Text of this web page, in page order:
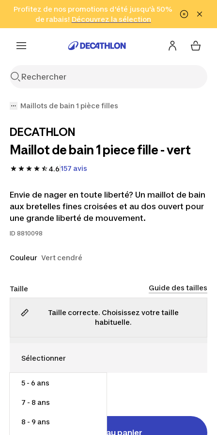
Aller à la recherche Aller au contenu Aller au pied de
Profitez de nos promotions d'été jusqu'à 50%
de rabais! Découvrez la sélection
Cliquez ici
en seulement 2 h!
(Zones sélectionnées)
Maillots de bain 1 pièce filles
DECATHLON
Maillot de bain 1 piece fille - vert
4.6157 avis
Envie de nager en toute liberté? Un maillot de bain
aux bretelles fines croisées et au dos ouvert pour
une grande liberté de mouvement.
ID 8810098
Couleur Vert cendré
Taille Guide des tailles
Taille correcte. Choisissez votre taille
habituelle.
5 - 6 ans
7 - 8 ans
8 - 9 ans
Ajouter au panier